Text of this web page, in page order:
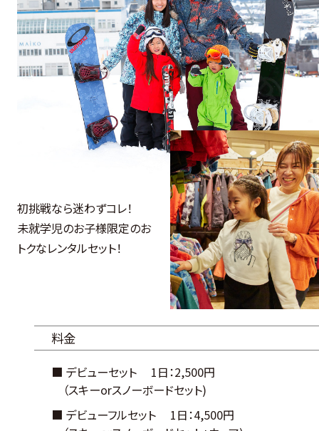
初挑戦なら迷わずコレ！
未就学児のお子様限定のお
トクなレンタルセット！
料金
■ デビューセット 1日：2,500円
（スキーorスノーボードセット)
■ デビューフルセット 1日：4,500円